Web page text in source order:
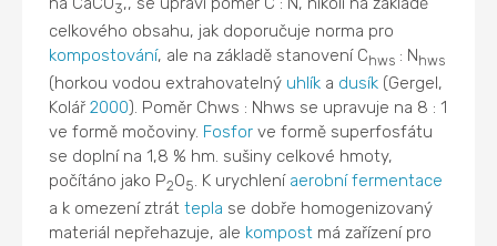
3
celkového obsahu, jak doporučuje norma pro
kompostování, ale na základě stanovení Chws : Nhws
(horkou vodou extrahovatelný uhlík a dusík (Gergel,
Kolář2000). Poměr Chws : Nhws se upravuje na 8 : 1
ve formě močoviny. Fosfor ve formě superfosfátu
se doplní na 1,8 % hm. sušiny celkové hmoty,
počítáno jako P2O5. K urychlení aerobní fermentace
a k omezení ztráttepla se dobře homogenizovaný
materiál nepřehazuje, ale kompost má zařízení pro